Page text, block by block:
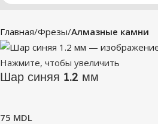
Главная Фрезы Алмазные камни
Нажмите, чтобы увеличить
Шар синяя 1.2 мм
75 MDL